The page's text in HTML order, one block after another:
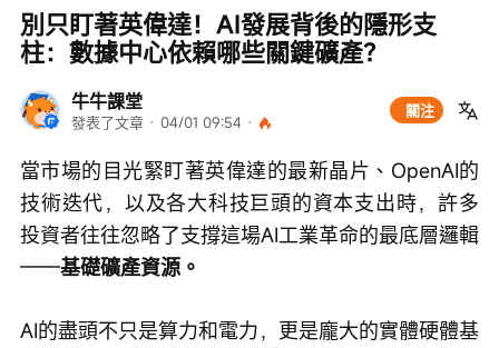
牛牛課堂
發表了文章 · 04/01 09:54 ·
關注
別只盯著英偉達！AI發展背後的隱形支
柱：數據中心依賴哪些關鍵礦產？
當市場的目光緊盯著英偉達的最新晶片、OpenAI的
技術迭代，以及各大科技巨頭的資本支出時，許多
投資者往往忽略了支撐這場AI工業革命的最底層邏輯
——基礎礦產資源。
AI的盡頭不只是算力和電力，更是龐大的實體硬體基